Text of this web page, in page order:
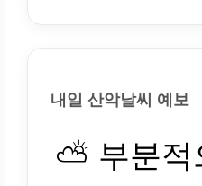
내일 산악날씨 예보
⛅ 부분적